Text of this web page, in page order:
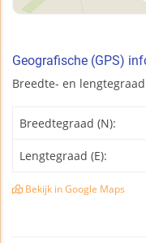
Geografische (GPS)
Breedte- en
Breedtegraad (N):
Lengtegraad (E):
Bekijk in Google Maps